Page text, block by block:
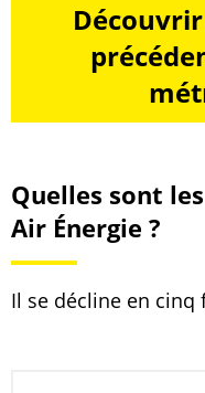
Quelles sont
Air Énergie ?
Il se décline en